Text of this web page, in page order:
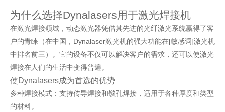
为什么选择Dynalasers用于激光焊接机
在激光焊接领域， 动态激光器凭借其先进的光纤激光系统赢得了客
户的青睐（在中国，Dynalaser激光机的强大功能在[敏感词]激光机
中排名前三）。它的设备不仅可以解决客户的需求，还可以使激光
焊接在人们的生活中变得普遍。
使Dynalasers成为首选的优势
多种焊接模式：支持传导焊接和锁孔焊接，适用于各种厚度和类型
的材料。